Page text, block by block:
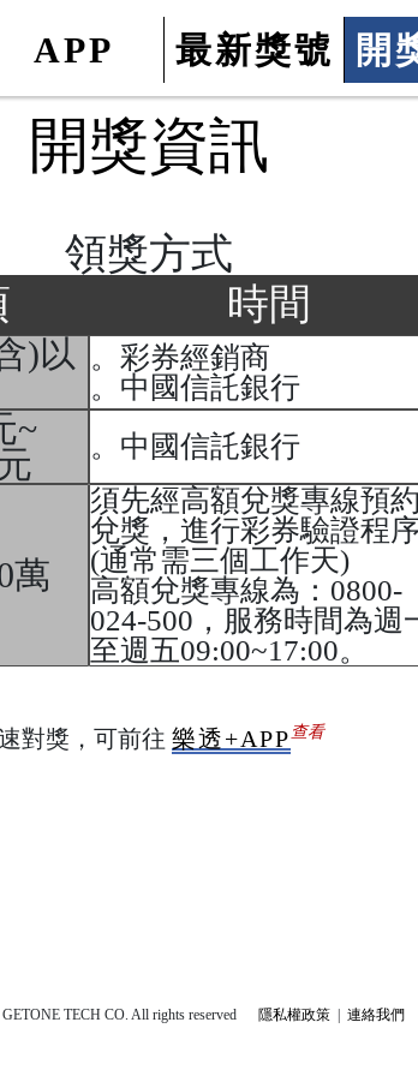
APP 最新獎號 開
開獎資訊
領獎方式
時間
)以
。彩券經銷商
。中國信託銀行
~
。中國信託銀行
萬
須先經高額兌獎專線預
兌獎，進行彩券驗證程
(通常需三個工作天)
高額兌獎專線為：0800-
024-500，服務時間為週
至週五09:00~17:00。
對獎，可前往 樂透+APP 查看
TECH CO. All rights reserved 隱私權政策| 連絡我們